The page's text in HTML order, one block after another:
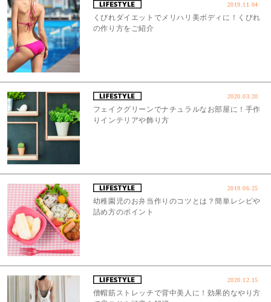
2019.11.04
くびれダイエットでメリハリ美ボディに！くびれ
の作り方をご紹介
2020.03.20
フェイクグリーンでナチュラルなお部屋に！手作
りインテリアや飾り方
2019.06.25
幼稚園児のお弁当作りのコツとは？簡単レシピや
詰め方のポイント
2020.12.15
僧帽筋ストレッチで背中美人に！効果的なやり方